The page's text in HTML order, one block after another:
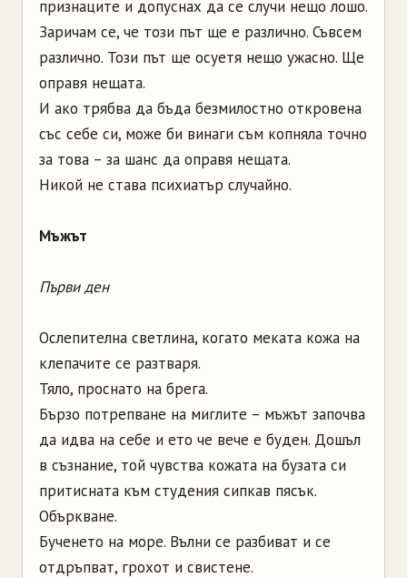
признаците и допуснах да се случи нещо лошо.
Заричам се, че този път ще е различно. Съвсем
различно. Този път ще осуетя нещо ужасно. Ще
оправя нещата.
И ако трябва да бъда безмилостно откровена
със себе си, може би винаги съм копняла точно
за това – за шанс да оправя нещата.
Никой не става психиатър случайно.
Мъжът
Първи ден
Ослепителна светлина, когато меката кожа на
клепачите се разтваря.
Тяло, проснато на брега.
Бързо потрепване на миглите – мъжът започва
да идва на себе и ето че вече е буден. Дошъл
в съзнание, той чувства кожата на бузата си
притисната към студения сипкав пясък.
Объркване.
Бученето на море. Вълни се разбиват и се
отдръпват, грохот и свистене.